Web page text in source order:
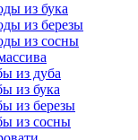
из бука
из березы
из сосны
из дуба
из бука
из березы
из сосны